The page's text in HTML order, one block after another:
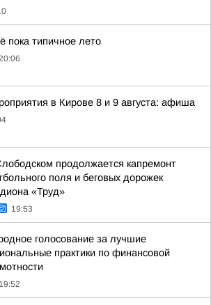
пока типичное лето
в Кирове 8 и 9 августа: афиша
продолжается капремонт
поля и беговых дорожек
«Труд»
19:53
голосование за лучшие
практики по финансовой
19:52